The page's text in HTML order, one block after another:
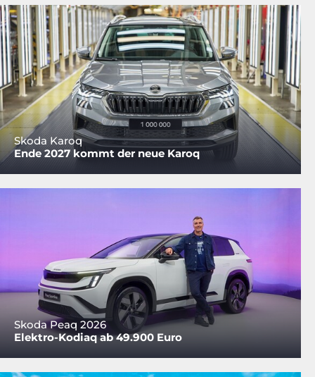
Skoda Karoq
Ende 2027 kommt der neue Karoq
Skoda Peaq 2026
Elektro-Kodiaq ab 49.900 Euro